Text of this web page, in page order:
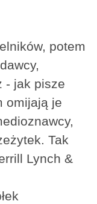
potem
- jak pisze
omijają je
Tak
Lynch &